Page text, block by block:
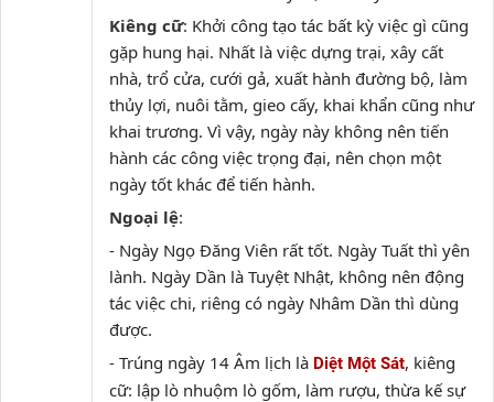
Kiêng cữ: Khởi công tạo tác bất kỳ việc gì cũng
gặp hung hại. Nhất là việc dựng trại, xây cất
nhà, trổ cửa, cưới gả, xuất hành đường bộ, làm
thủy lợi, nuôi tằm, gieo cấy, khai khẩn cũng như
khai trương. Vì vậy, ngày này không nên tiến
hành các công việc trọng đại, nên chọn một
ngày tốt khác để tiến hành.
Ngoại lệ:
- Ngày Ngọ Đăng Viên rất tốt. Ngày Tuất thì yên
lành. Ngày Dần là Tuyệt Nhật, không nên động
tác việc chi, riêng có ngày Nhâm Dần thì dùng
được.
- Trúng ngày 14 Âm lịch là Diệt Một Sát, kiêng
cữ: lập lò nhuộm lò gốm, làm rượu, thừa kế sự